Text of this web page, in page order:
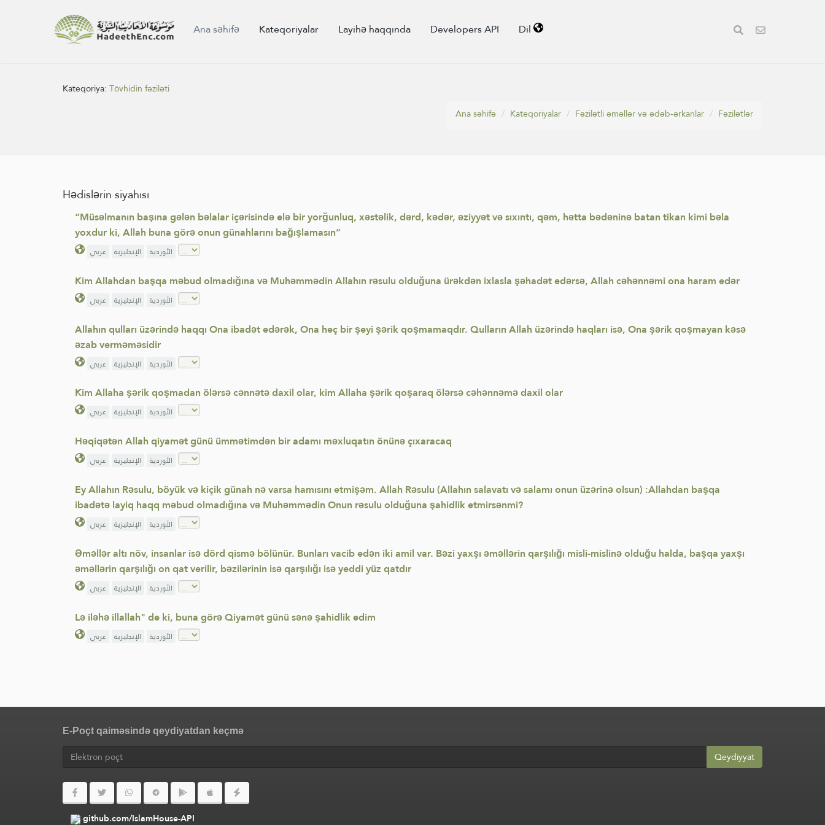
Ana səhifə Kateqoriyalar Layihə haqqında Developers API Dil
Kateqoriya:Tövhidin fəziləti
Ana səhifə
Kateqoriyalar Fəzilətli əməllər və ədəb-ərkanlar Fəzilətlər
Hədislərin siyahısı
“Müsəlmanın başına gələn bəlalar içərisində elə bir yorğunluq, xəstəlik, dərd, kədər, əziyyət və sıxıntı, qəm, hətta bədəninə batan tikan kimi bəla
yoxdur ki, Allah buna görə onun günahlarını bağışlamasın”
عربي الإنجليزية الأوردية
Kim Allahdan başqa məbud olmadığına və Muhəmmədin Allahın rəsulu olduğuna ürəkdən ixlasla şəhadət edərsə, Allah cəhənnəmi ona haram edər
عربي الإنجليزية الأوردية
Allahın qulları üzərində haqqı Ona ibadət edərək, Ona heç bir şeyi şərik qoşmamaqdır. Qulların Allah üzərində haqları isə, Ona şərik qoşmayan kəsə
əzab verməməsidir
عربي الإنجليزية الأوردية
Kim Allaha şərik qoşmadan ölərsə cənnətə daxil olar, kim Allaha şərik qoşaraq ölərsə cəhənnəmə daxil olar
عربي الإنجليزية الأوردية
Həqiqətən Allah qiyamət günü ümmətimdən bir adamı məxluqatın önünə çıxaracaq
عربي الإنجليزية الأوردية
Ey Allahın Rəsulu, böyük və kiçik günah nə varsa hamısını etmişəm. Allah Rəsulu (Allahın salavatı və salamı onun üzərinə olsun) :Allahdan başqa
ibadətə layiq haqq məbud olmadığına və Muhəmmədin Onun rəsulu olduğuna şahidlik etmirsənmi?
عربي الإنجليزية الأوردية
Əməllər altı növ, insanlar isə dörd qismə bölünür. Bunları vacib edən iki amil var. Bəzi yaxşı əməllərin qarşılığı misli-mislinə olduğu halda, başqa yaxşı
əməllərin qarşılığı on qat verilir, bəzilərinin isə qarşılığı isə yeddi yüz qatdır
عربي الإنجليزية الأوردية
Lə iləhə illallah" de ki, buna görə Qiyamət günü sənə şahidlik edim
عربي الإنجليزية الأوردية
E-Poçt qaiməsində qeydiyatdan keçmə
Qeydiyyat
github.com/IslamHouse-API